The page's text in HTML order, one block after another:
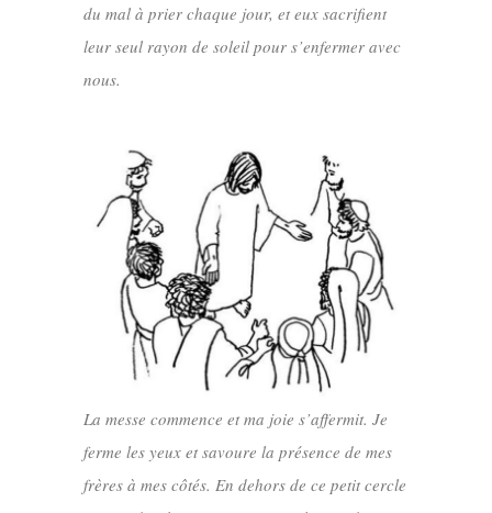
du mal à prier chaque jour, et eux sacrifient
leur seul rayon de soleil pour s’enfermer avec
nous.
La messe commence et ma joie s’affermit. Je
ferme les yeux et savoure la présence de mes
frères à mes côtés. En dehors de ce petit cercle